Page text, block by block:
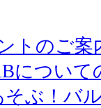
トのご案
について
そぶ！バ